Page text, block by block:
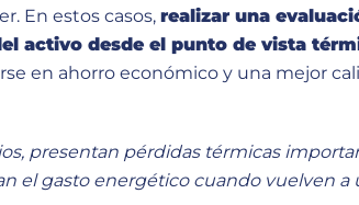
En estos casos, realizar una
activo desde el punto de vista
en ahorro económico y una mejor
presentan pérdidas térmicas
el gasto energético cuando vuelven a